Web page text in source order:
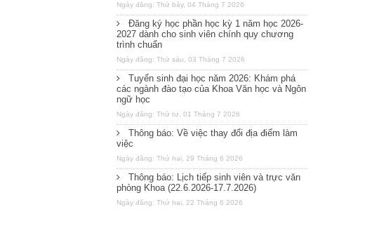
Ngày đăng: Thứ bảy, 04 Tháng 7 2026
Đăng ký học phần học kỳ 1 năm học 2026-
2027 dành cho sinh viên chính quy chương
trình chuẩn
Ngày đăng: Thứ sáu, 03 Tháng 7 2026
Tuyển sinh đại học năm 2026: Khám phá
các ngành đào tạo của Khoa Văn học và Ngôn
ngữ học
Ngày đăng: Thứ tư, 01 Tháng 7 2026
Thông báo: Về việc thay đổi địa điểm làm
việc
Ngày đăng: Thứ hai, 29 Tháng 6 2026
Thông báo: Lịch tiếp sinh viên và trực văn
phòng Khoa (22.6.2026-17.7.2026)
Ngày đăng: Thứ hai, 22 Tháng 6 2026